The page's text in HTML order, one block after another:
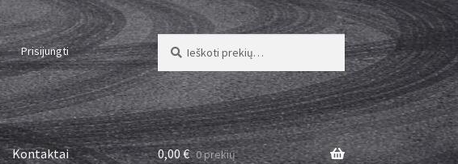
Prisijungti
Ieškoti:
Ieškoti
Kontaktai 0,00€ 0 prekių